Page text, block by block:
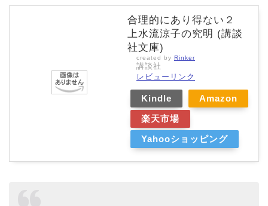
合理的にあり得ない２
上水流涼子の究明 (講談
社文庫)
created by Rinker
講談社
レビューリンク
Kindle
Amazon
楽天市場
Yahooショッピング